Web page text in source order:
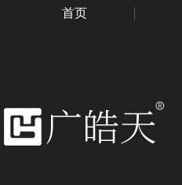
首页